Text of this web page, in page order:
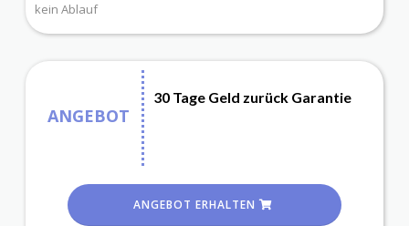
kein Ablauf
ANGEBOT
30 Tage Geld zurück Garantie
ANGEBOT ERHALTEN